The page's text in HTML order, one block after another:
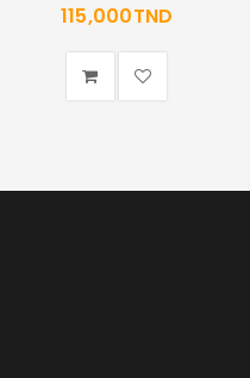
115,000TND